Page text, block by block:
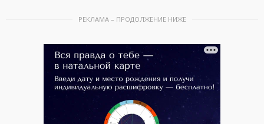
РЕКЛАМА – ПРОДОЛЖЕНИЕ НИЖЕ